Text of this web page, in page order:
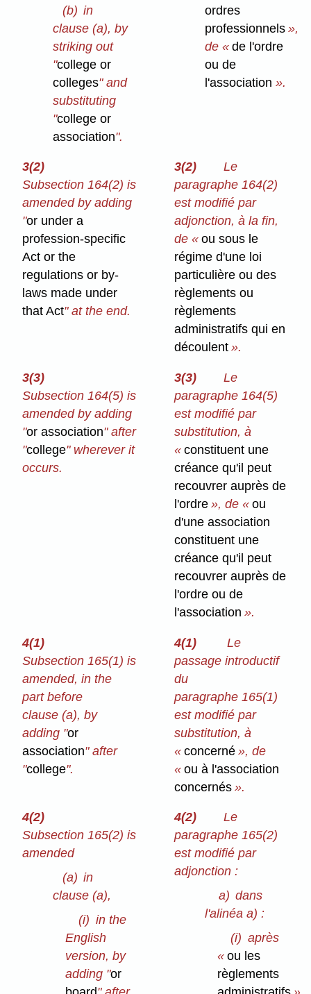
(b) in
clause (a), by
striking out
"college or
colleges" and
substituting
"college or
association".
ordres
professionnels »,
de «de l'ordre
ou de
l'association».
3(2)
Subsection 164(2) is
amended by adding
"or under a
profession-specific
Act or the
regulations or by-
laws made under
that Act" at the end.
3(2)
Le
paragraphe 164(2)
est modifié par
adjonction, à la fin,
de «ou sous le
régime d'une loi
particulière ou des
règlements ou
règlements
administratifs qui en
découlent ».
3(3)
Subsection 164(5) is
amended by adding
"or association" after
"college" wherever it
occurs.
3(3)
Le
paragraphe 164(5)
est modifié par
substitution, à
«constituent une
créance qu'il peut
recouvrer auprès de
l'ordre », de «ou
d'une association
constituent une
créance qu'il peut
recouvrer auprès de
l'ordre ou de
l'association ».
4(1)
Subsection 165(1) is
amended, in the
part before
clause (a), by
adding "or
association" after
"college".
4(1)
Le
passage introductif
du
paragraphe 165(1)
est modifié par
substitution, à
«concerné », de
«ou à l'association
concernés ».
4(2)
Subsection 165(2) is
amended
(a) in
clause (a),
(i) in the
English
version, by
adding "or
4(2)
Le
paragraphe 165(2)
est modifié par
adjonction :
a) dans
l'alinéa a) :
(i) après
« ou les
règlements